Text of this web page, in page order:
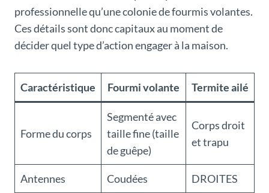
professionnelle qu’une colonie de fourmis volantes.
Ces détails sont donc capitaux au moment de
décider quel type d’action engager à la maison.
Caractéristique Fourmi volante Termite ailé
Forme du corps
Segmenté avec
taille fine (taille
de guêpe)
Corps droit
et trapu
Antennes Coudées DROITES